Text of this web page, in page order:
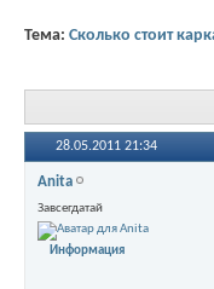
Тема: Сколько стоит
28.05.2011 21:34
Anita
Завсегдатай
Информация